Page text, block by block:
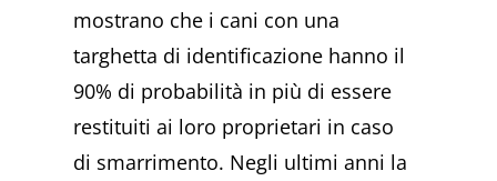
mostrano che i cani con una
targhetta di identificazione hanno il
90% di probabilità in più di essere
restituiti ai loro proprietari in caso
di smarrimento. Negli ultimi anni la